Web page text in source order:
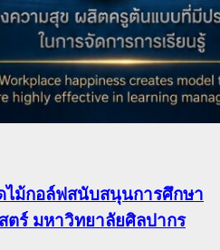
ม้กอล์ฟสนับสนุนการศึกษา
ร์ มหาวิทยาลัยศิลปากร